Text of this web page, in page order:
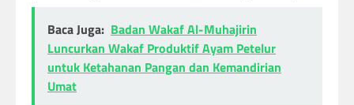
Baca Juga: Badan Wakaf Al-Muhajirin
Luncurkan Wakaf Produktif Ayam Petelur
untuk Ketahanan Pangan dan Kemandirian
Umat